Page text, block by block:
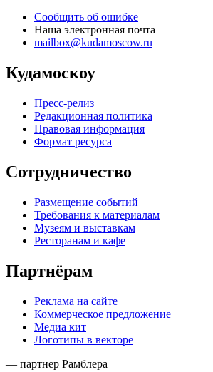
Сообщить об ошибке
Наша электронная почта
mailbox@kudamoscow.ru
Кудамоскоу
Пресс-релиз
Редакционная политика
Правовая информация
Формат ресурса
Сотрудничество
Размещение событий
Требования к материалам
Музеям и выставкам
Ресторанам и кафе
Партнёрам
Реклама на сайте
Коммерческое предложение
Медиа кит
Логотипы в векторе
— партнер Рамблера